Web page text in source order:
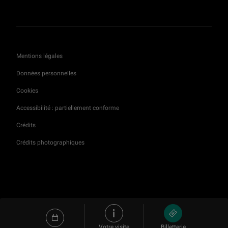
Mentions légales
Données personnelles
Cookies
Accessibilité : partiellement conforme
Crédits
Crédits photographiques